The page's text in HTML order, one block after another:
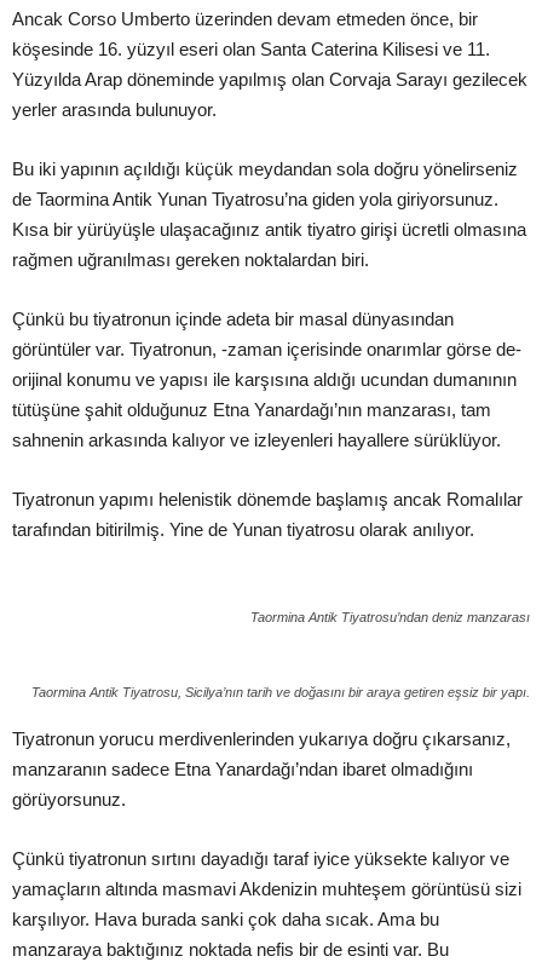
Ancak Corso Umberto üzerinden devam etmeden önce, bir
köşesinde 16. yüzyıl eseri olan Santa Caterina Kilisesi ve 11.
Yüzyılda Arap döneminde yapılmış olan Corvaja Sarayı gezilecek
yerler arasında bulunuyor.
Bu iki yapının açıldığı küçük meydandan sola doğru yönelirseniz
de Taormina Antik Yunan Tiyatrosu’na giden yola giriyorsunuz.
Kısa bir yürüyüşle ulaşacağınız antik tiyatro girişi ücretli olmasına
rağmen uğranılması gereken noktalardan biri.
Çünkü bu tiyatronun içinde adeta bir masal dünyasından
görüntüler var. Tiyatronun, -zaman içerisinde onarımlar görse de-
orijinal konumu ve yapısı ile karşısına aldığı ucundan dumanının
tütüşüne şahit olduğunuz Etna Yanardağı’nın manzarası, tam
sahnenin arkasında kalıyor ve izleyenleri hayallere sürüklüyor.
Tiyatronun yapımı helenistik dönemde başlamış ancak Romalılar
tarafından bitirilmiş. Yine de Yunan tiyatrosu olarak anılıyor.
Taormina Antik Tiyatrosu’ndan deniz manzarası
Taormina Antik Tiyatrosu, Sicilya’nın tarih ve doğasını bir araya getiren eşsiz bir yapı.
Tiyatronun yorucu merdivenlerinden yukarıya doğru çıkarsanız,
manzaranın sadece Etna Yanardağı’ndan ibaret olmadığını
görüyorsunuz.
Çünkü tiyatronun sırtını dayadığı taraf iyice yüksekte kalıyor ve
yamaçların altında masmavi Akdenizin muhteşem görüntüsü sizi
karşılıyor. Hava burada sanki çok daha sıcak. Ama bu
manzaraya baktığınız noktada nefis bir de esinti var. Bu